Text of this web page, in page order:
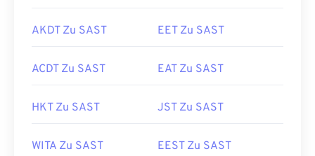
AKDT Zu SAST EET Zu SAST
ACDT Zu SAST EAT Zu SAST
HKT Zu SAST JST Zu SAST
WITA Zu SAST EEST Zu SAST